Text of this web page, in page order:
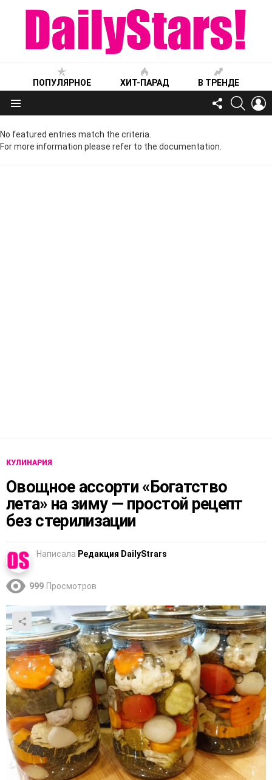
ПОПУЛЯРНОЕ ХИТ-ПАРАД В ТРЕНДЕ
Меню
FOLLOW
US
No featured entries match the criteria.
For more information please refer to the documentation.
КУЛИНАРИЯ
Овощное ассорти «Богатство
лета» на зиму — простой рецепт
без стерилизации
Написала Редакция DailyStrars
999 Просмотров